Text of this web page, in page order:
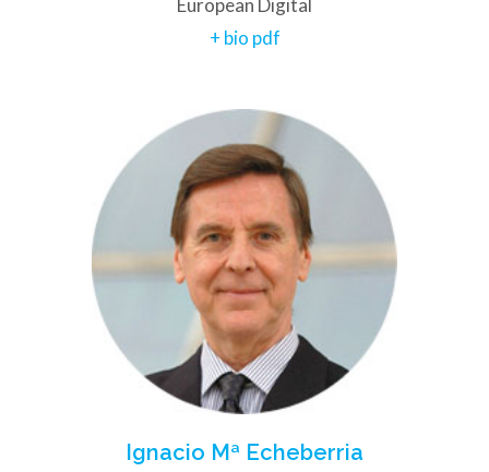
European Digital
+ bio pdf
Ignacio Mª Echeberria